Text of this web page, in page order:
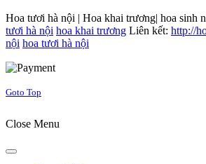
Hoa tươi hà nội | Hoa khai trương| hoa sinh
tươi hà nội hoa khai trương Liên kết: http://
nội hoa tươi hà nội
Goto Top
Close Menu